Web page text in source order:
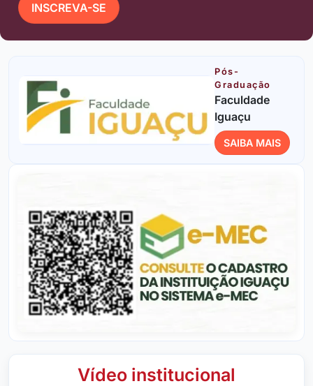
INSCREVA-SE
Pós-
Graduação
Faculdade
Iguaçu
SAIBA MAIS
Vídeo institucional